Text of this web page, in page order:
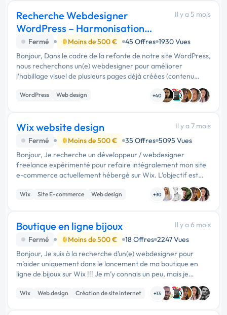
Recherche Webdesigner
WordPress – Harmonisation
graphique de pages
Il y a 5 mois
Fermé Moins de 500 € 45 Offres 1930 Vues
Bonjour, Dans le cadre de la refonte de notre site WordPress,
nous recherchons un(e) webdesigner pour améliorer
l’habillage visuel de plusieurs pages déjà créées (contenu
intégré via Gutenberg). Objectif : Améliorer la mise en page
Harmoniser le …
WordPress
Web design
+40
Wix website design
Il y a 7 mois
Fermé
Moins de 500 € 35 Offres 5095 Vues
Bonjour, Je recherche un développeur / webdesigner
freelance expérimenté pour refaire intégralement mon site
e-commerce actuellement hébergé sur Wix. L’objectif est
d’obtenir un site professionnel, moderne et performant, avec
une structure et une …
Wix Site E-commerce Web design +30
Boutique en ligne bijoux
Il y a 6 mois
Fermé
Moins de 500 € 18 Offres 2247 Vues
Bonjour, Je suis à la recherche d’un(e) webdesigner pour
m’aider uniquement dans le lancement de ma boutique en
ligne de bijoux sur Wix !!! Je m’y connais un peu, mais je
Wix Web design Création de site internet +13